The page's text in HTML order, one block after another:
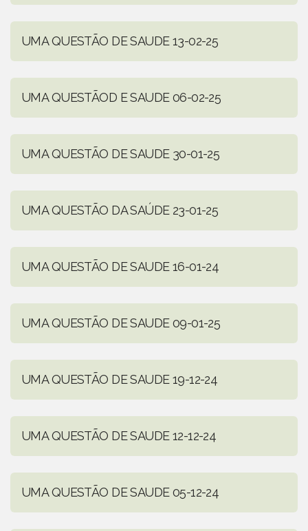
UMA QUESTÃO DE SAUDE 13-02-25
UMA QUESTÃOD E SAUDE 06-02-25
UMA QUESTÃO DE SAUDE 30-01-25
UMA QUESTÃO DA SAÚDE 23-01-25
UMA QUESTÃO DE SAUDE 16-01-24
UMA QUESTÃO DE SAUDE 09-01-25
UMA QUESTÃO DE SAUDE 19-12-24
UMA QUESTÃO DE SAUDE 12-12-24
UMA QUESTÃO DE SAUDE 05-12-24